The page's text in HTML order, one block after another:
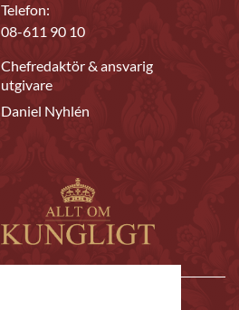
Telefon:
08-611 90 10
Chefredaktör & ansvarig
utgivare
Daniel Nyhlén